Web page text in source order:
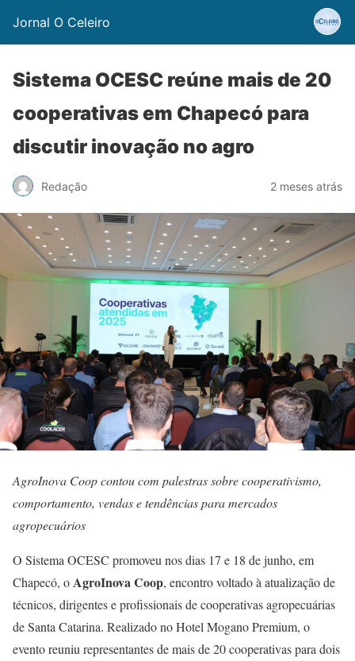
Jornal O Celeiro
Sistema OCESC reúne mais de 20
cooperativas em Chapecó para
discutir inovação no agro
Redação 2 meses atrás
AgroInova Coop contou com palestras sobre cooperativismo,
comportamento, vendas e tendências para mercados
agropecuários
O Sistema OCESC promoveu nos dias 17 e 18 de junho, em
Chapecó, oAgroInova Coop, encontro voltado à atualização de
técnicos, dirigentes e profissionais de cooperativas agropecuárias
de Santa Catarina. Realizado no Hotel Mogano Premium, o
evento reuniu representantes de mais de 20 cooperativas para dois